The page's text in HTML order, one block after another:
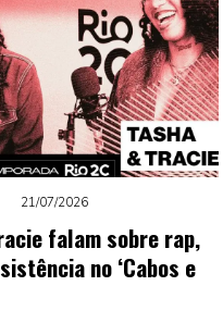
21/07/2026
falam sobre rap,
no ‘Cabos e